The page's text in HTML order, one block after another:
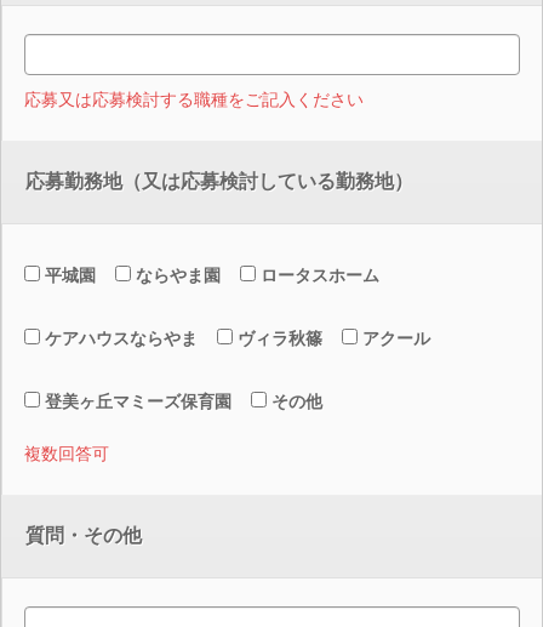
応募又は応募検討する職種をご記入ください
応募勤務地（又は応募検討している勤務地）
平城園 ならやま園 ロータスホーム
ケアハウスならやま ヴィラ秋篠 アクール
登美ヶ丘マミーズ保育園 その他
複数回答可
質問・その他